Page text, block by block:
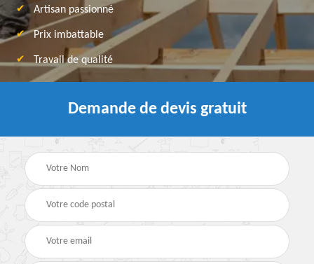
Artisan passionné
Prix imbattable
Travail de qualité
Demande de devis gratuit